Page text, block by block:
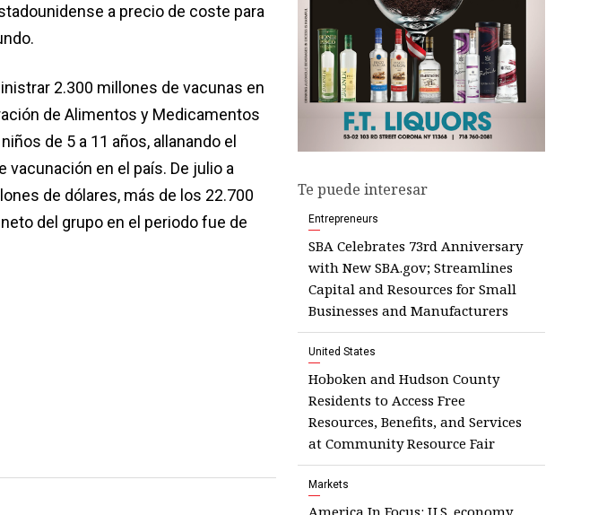
a precio de coste para
2.300 millones de vacunas en
de Alimentos y Medicamentos
de 5 a 11 años, allanando el
vacunación en el país. De julio a
de dólares, más de los 22.700
del grupo en el periodo fue de
Te puede interesar
Entrepreneurs
SBA Celebrates 73rd Anniversary
with New SBA.gov; Streamlines
Capital and Resources for Small
Businesses and Manufacturers
United States
Hoboken and Hudson County
Residents to Access Free
Resources, Benefits, and Services
at Community Resource Fair
Markets